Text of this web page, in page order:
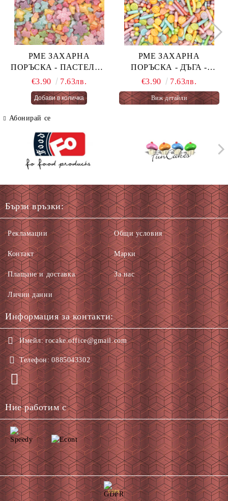
PME ЗАХАРНА
ПОРЪСКА - ПАСТЕЛНА
ОГНЕНА ТОРТА -
PASTEL FAIRY CAKES
66 гр.
€3.90 7.63лв.
PME ЗАХАРНА
ПОРЪСКА - ДЪГА -
€3.90 7.63лв.
Виж детайли
Абонирай се
Бързи връзки:
Рекламации
Контакт
Плащане и доставка
Лични данни
Общи условия
Марки
За нас
Информация за контакти:
Имейл: rocake.office@gmail.com
Телефон: 0885043302
Ние работим с
GDPR